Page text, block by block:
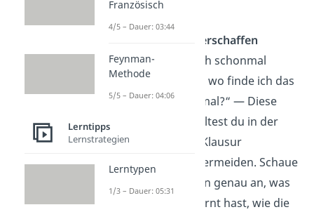
Überblick verschaffen
„Das habe ich schonmal
gehört, aber wo finde ich das
gleich nochmal?“ — Diese
Situation solltest du in der
Open Book Klausur
unbedingt vermeiden. Schaue
dir deswegen genau an, was
du alles gelernt hast, wie die
Französisch
4/5 – Dauer: 03:44
Feynman-
Methode
5/5 – Dauer: 04:06
Lerntipps
Lernstrategien
Lerntypen
1/3 – Dauer: 05:31